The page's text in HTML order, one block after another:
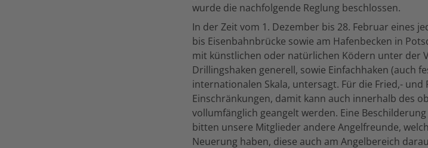
wurde die nachfolgende Reglung beschlossen.
In der Zeit vom 1. Dezember bis 28. Februar eines
bis Eisenbahnbrücke sowie am Hafenbecken in
mit künstlichen oder natürlichen Ködern unter der
Drillingshaken generell, sowie Einfachhaken (auch
internationalen Skala, untersagt. Für die Fried,- und
Einschränkungen, damit kann auch innerhalb des
vollumfänglich geangelt werden. Eine
bitten unsere Mitglieder andere Angelfreunde,
Neuerung haben, diese auch am Angelbereich